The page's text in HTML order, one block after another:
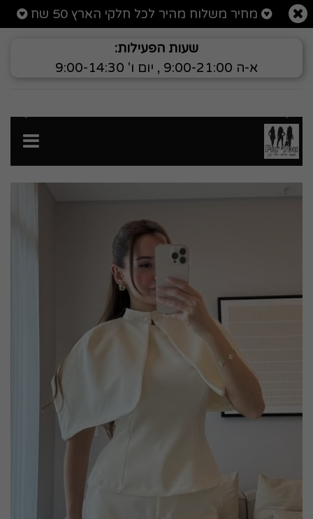
פרטי מוצר חליפה 3 חלקים
מחיר משלוח מהיר לכל חלקי הארץ 50 שח
שעות הפעילות:
א-ה 9:00-21:00 , יום ו' 9:00-14:30
הקודם הבא